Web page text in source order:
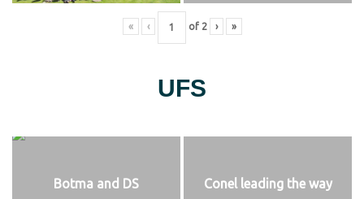
« ‹ of 2 › »
UFS
Botma and DS Conel leading the way